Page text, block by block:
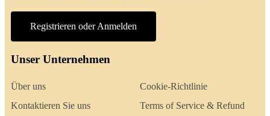
Registrieren oder Anmelden
Unser Unternehmen
Über uns
Kontaktieren Sie uns
Cookie-Richtlinie
Terms of Service & Refund